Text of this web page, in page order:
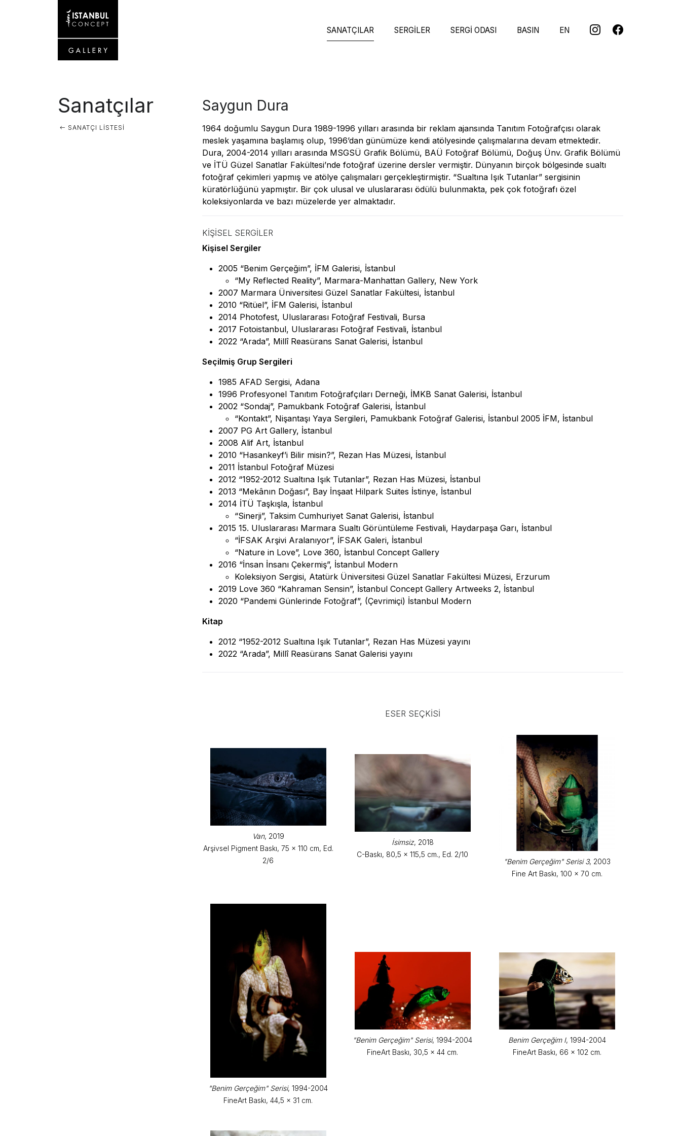
SANATÇILAR SERGILER SERGI ODASI BASIN EN
Sanatçılar
SANATÇI LISTESI
Saygun Dura
1964 doğumlu Saygun Dura 1989-1996 yılları arasında bir reklam ajansında Tanıtım Fotoğrafçısı olarak
meslek yaşamına başlamış olup, 1996’dan günümüze kendi atölyesinde çalışmalarına devam etmektedir.
Dura, 2004-2014 yılları arasında MSGSÜ Grafik Bölümü, BAÜ Fotoğraf Bölümü, Doğuş Ünv. Grafik Bölümü
ve İTÜ Güzel Sanatlar Fakültesi’nde fotoğraf üzerine dersler vermiştir. Dünyanın birçok bölgesinde sualtı
fotoğraf çekimleri yapmış ve atölye çalışmaları gerçekleştirmiştir. “Sualtına Işık Tutanlar” sergisinin
küratörlüğünü yapmıştır. Bir çok ulusal ve uluslararası ödülü bulunmakta, pek çok fotoğrafı özel
koleksiyonlarda ve bazı müzelerde yer almaktadır.
KIŞISEL SERGILER
Kişisel Sergiler
2005 “Benim Gerçeğim”, İFM Galerisi, İstanbul
“My Reflected Reality”, Marmara-Manhattan Gallery, New York
2007 Marmara Üniversitesi Güzel Sanatlar Fakültesi, İstanbul
2010 “Ritüel”, İFM Galerisi, İstanbul
2014 Photofest, Uluslararası Fotoğraf Festivali, Bursa
2017 Fotoistanbul, Uluslararası Fotoğraf Festivali, İstanbul
2022 “Arada”, Millî Reasürans Sanat Galerisi, İstanbul
Seçilmiş Grup Sergileri
1985 AFAD Sergisi, Adana
1996 Profesyonel Tanıtım Fotoğrafçıları Derneği, İMKB Sanat Galerisi, İstanbul
2002 “Sondaj”, Pamukbank Fotoğraf Galerisi, İstanbul
“Kontakt”, Nişantaşı Yaya Sergileri, Pamukbank Fotoğraf Galerisi, İstanbul 2005 İFM, İstanbul
2007 PG Art Gallery, İstanbul
2008 Alif Art, İstanbul
2010 “Hasankeyf’i Bilir misin?”, Rezan Has Müzesi, İstanbul
2011 İstanbul Fotoğraf Müzesi
2012 “1952-2012 Sualtına Işık Tutanlar”, Rezan Has Müzesi, İstanbul
2013 “Mekânın Doğası”, Bay İnşaat Hilpark Suites İstinye, İstanbul
2014 İTÜ Taşkışla, İstanbul
“Sinerji”, Taksim Cumhuriyet Sanat Galerisi, İstanbul
2015 15. Uluslararası Marmara Sualtı Görüntüleme Festivali, Haydarpaşa Garı, İstanbul
“İFSAK Arşivi Aralanıyor”, İFSAK Galeri, İstanbul
“Nature in Love”, Love 360, İstanbul Concept Gallery
2016 “İnsan İnsanı Çekermiş”, İstanbul Modern
Koleksiyon Sergisi, Atatürk Üniversitesi Güzel Sanatlar Fakültesi Müzesi, Erzurum
2019 Love 360 “Kahraman Sensin”, İstanbul Concept Gallery Artweeks 2, İstanbul
2020 “Pandemi Günlerinde Fotoğraf”, (Çevrimiçi) İstanbul Modern
Kitap
2012 “1952-2012 Sualtına Işık Tutanlar”, Rezan Has Müzesi yayını
2022 “Arada”, Millî Reasürans Sanat Galerisi yayını
ESER SEÇKISI
Van, 2019
Arşivsel Pigment Baskı, 75 x 110 cm, Ed.
2/6
İsimsiz, 2018
C-Baskı, 80,5 x 115,5 cm., Ed. 2/10
"Benim Gerçeğim" Serisi 3, 2003
Fine Art Baskı, 100 x 70 cm.
"Benim Gerçeğim" Serisi, 1994-2004
FineArt Baskı, 44,5 x 31 cm.
"Benim Gerçeğim" Serisi, 1994-2004
FineArt Baskı, 30,5 x 44 cm.
Benim Gerçeğim I, 1994-2004
FineArt Baskı, 66 x 102 cm.